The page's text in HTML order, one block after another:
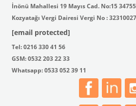
İnönü Mahallesi 19 Mayıs Cad. No:15
Kozyatağı Vergi Dairesi Vergi No :
[email protected]
Tel: 0216 330 41 56
GSM: 0532 203 22 33
Whatsapp: 0533 052 39 11